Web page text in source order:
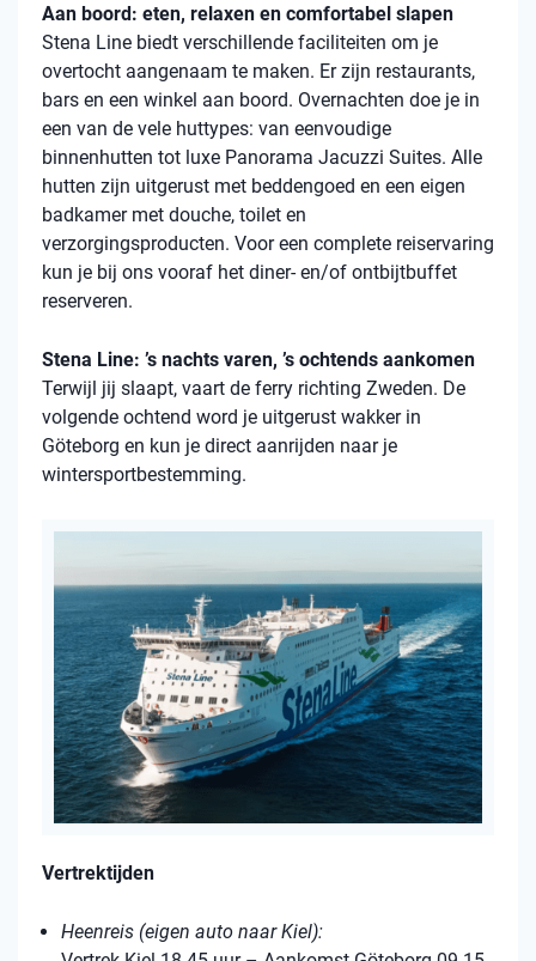
Aan boord: eten, relaxen en comfortabel slapen
Stena Line biedt verschillende faciliteiten om je
overtocht aangenaam te maken. Er zijn restaurants,
bars en een winkel aan boord. Overnachten doe je in
een van de vele huttypes: van eenvoudige
binnenhutten tot luxe Panorama Jacuzzi Suites. Alle
hutten zijn uitgerust met beddengoed en een eigen
badkamer met douche, toilet en
verzorgingsproducten. Voor een complete reiservaring
kun je bij ons vooraf het diner- en/of ontbijtbuffet
reserveren.
Stena Line: ’s nachts varen, ’s ochtends aankomen
Terwijl jij slaapt, vaart de ferry richting Zweden. De
volgende ochtend word je uitgerust wakker in
Göteborg en kun je direct aanrijden naar je
wintersportbestemming.
Vertrektijden
Heenreis (eigen auto naar Kiel):